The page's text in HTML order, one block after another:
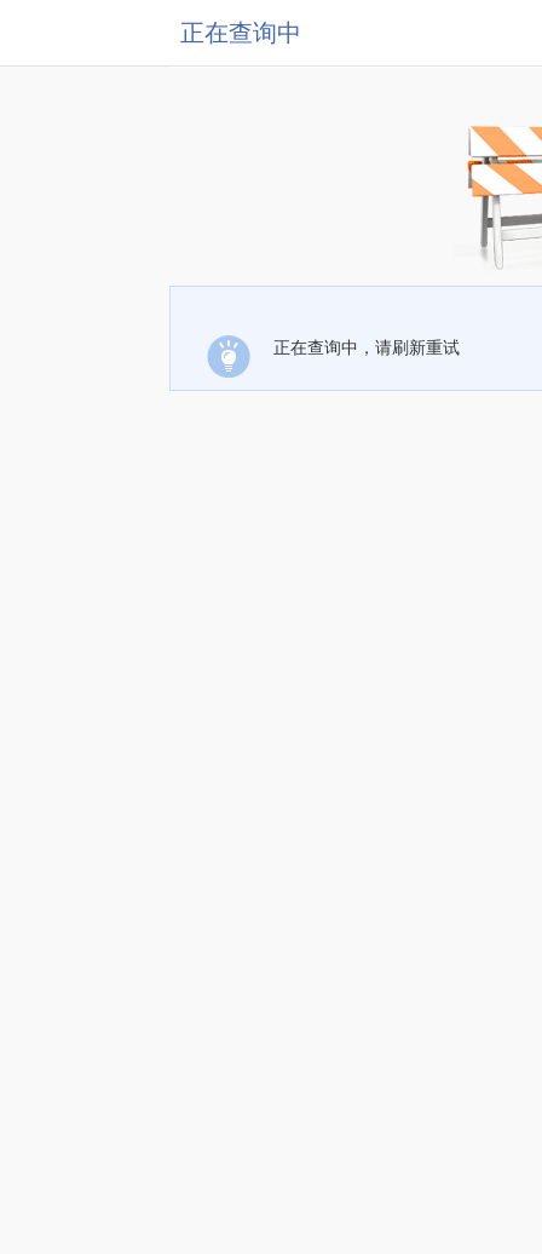
正在查询中
正在查询中，请刷新重试